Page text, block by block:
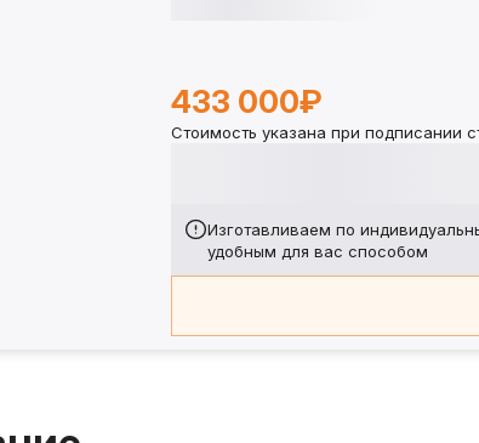
433 000₽
Стоимость указана при подписании
Изготавливаем по
удобным для вас способом